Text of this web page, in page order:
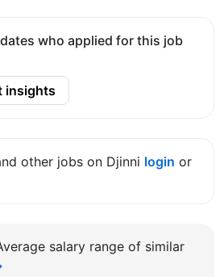
who applied for this job
insights
other jobs on Djinni login or
salary range of similar